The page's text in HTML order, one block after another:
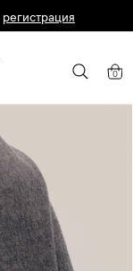
регистрация
Москва 0